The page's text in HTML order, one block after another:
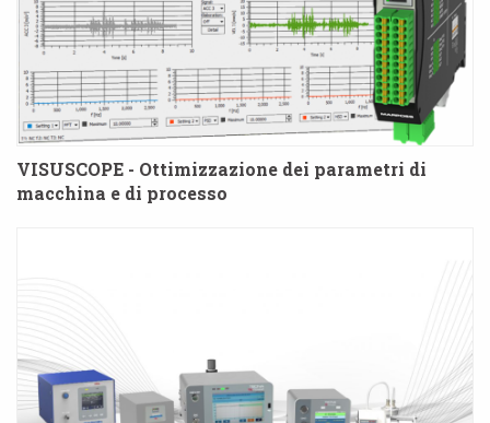
VISUSCOPE - Ottimizzazione dei parametri di
macchina e di processo